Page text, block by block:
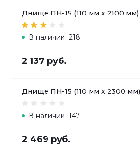
Днище ПН-15 (110 мм х 2100 мм)
В наличии 218
2 137 руб.
Днище ПН-15 (110 мм х 2300 мм)
В наличии 147
2 469 руб.